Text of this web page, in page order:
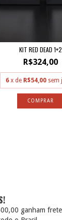
KIT RED DEAD 1+2
R$324,00
6 x de R$54,00 sem
ganham frete